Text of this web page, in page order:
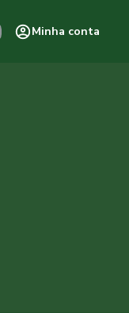
Minha conta